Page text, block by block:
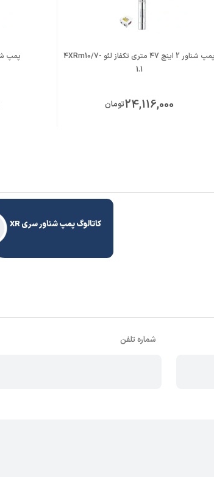
بسته
پمپ شناور 2 اینچ 47 متری تکفاز لئو 4XRm10/7-
1.1
24,116,000تومان
کاتالوگ پمپ شناور سری XR
شماره تلفن